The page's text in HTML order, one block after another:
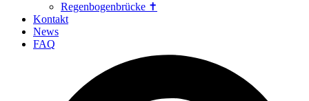
Regenbogenbrücke ✝
Kontakt
News
FAQ